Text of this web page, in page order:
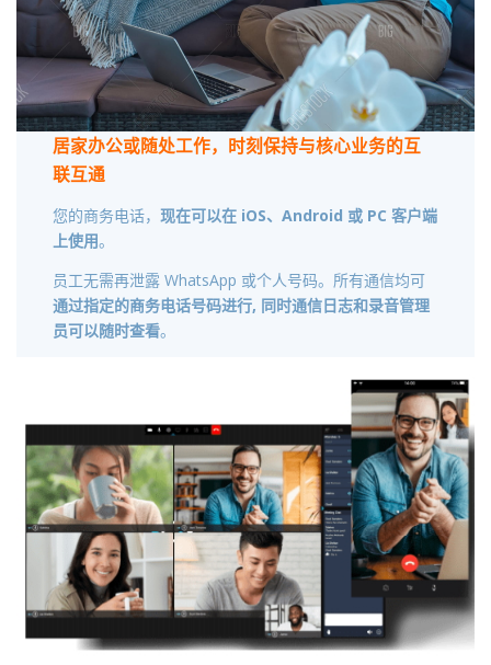
居家办公或随处工作，时刻保持与核心业务的互
联互通
您的商务电话，现在可以在 iOS、Android 或 PC 客户端
上使用。
员工无需再泄露 WhatsApp 或个人号码。所有通信均可
通过指定的商务电话号码进行, 同时通信日志和录音管理
员可以随时查看。